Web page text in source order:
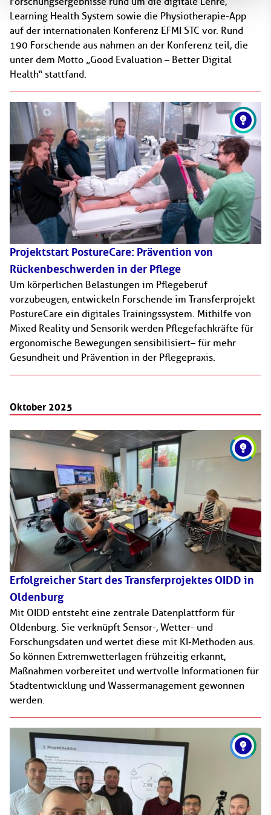
Learning Health System sowie die Physiotherapie-App
auf der internationalen Konferenz EFMI STC vor. Rund
190 Forschende aus nahmen an der Konferenz teil, die
unter dem Motto „Good Evaluation – Better Digital
Health“ stattfand.
Projektstart PostureCare: Prävention von
Rückenbeschwerden in der Pflege
Um körperlichen Belastungen im Pflegeberuf
vorzubeugen, entwickeln Forschende im Transferprojekt
PostureCare ein digitales Trainingssystem. Mithilfe von
Mixed Reality und Sensorik werden Pflegefachkräfte für
ergonomische Bewegungen sensibilisiert– für mehr
Gesundheit und Prävention in der Pflegepraxis.
Oktober 2025
Erfolgreicher Start des Transferprojektes OIDD in
Oldenburg
Mit OIDD entsteht eine zentrale Datenplattform für
Oldenburg. Sie verknüpft Sensor-, Wetter- und
Forschungsdaten und wertet diese mit KI-Methoden aus.
So können Extremwetterlagen frühzeitig erkannt,
Maßnahmen vorbereitet und wertvolle Informationen für
Stadtentwicklung und Wassermanagement gewonnen
werden.